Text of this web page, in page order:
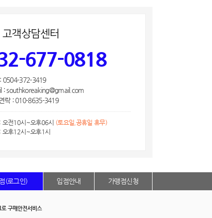
고객상담센터
677-0818
0504-372-3419
: southkoreaking@gmail.com
락 : 010-8635-3419
오전10시~오후06시 (토요일,공휴일 휴무)
오후12시~오후1시
(로그인) 입점안내 가맹점신청
로 구매안전서비스